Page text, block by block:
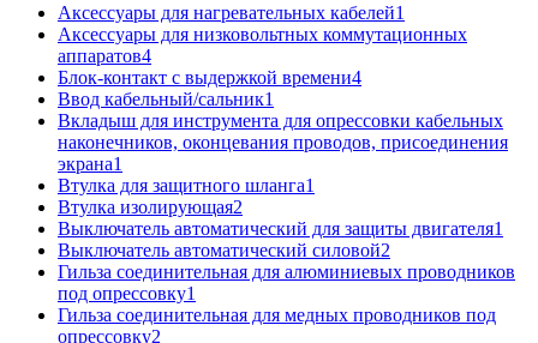
Аксессуары для нагревательных кабелей1
Аксессуары для низковольтных коммутационных
аппаратов4
Блок-контакт с выдержкой времени4
Ввод кабельный/сальник1
Вкладыш для инструмента для опрессовки кабельных
наконечников, оконцевания проводов, присоединения
экрана1
Втулка для защитного шланга1
Втулка изолирующая2
Выключатель автоматический для защиты двигателя1
Выключатель автоматический силовой2
Гильза соединительная для алюминиевых проводников
под опрессовку1
Гильза соединительная для медных проводников под
опрессовку2